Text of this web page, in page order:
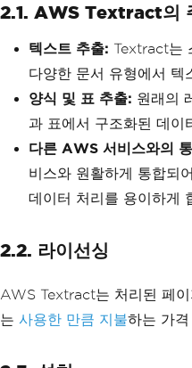
2.1. AWS Textract의
텍스트 추출: Textract는
다양한 문서 유형에서 텍
양식 및 표 추출: 원래의
과 표에서 구조화된 데이
다른 AWS 서비스와의
비스와 원활하게 통합되
데이터 처리를 용이하게
2.2. 라이선싱
AWS Textract는 처리된 페
는 사용한 만큼 지불하는 가격